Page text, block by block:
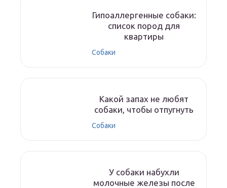
Гипоаллергенные собаки:
список пород для
квартиры
Собаки
Какой запах не любят
собаки, чтобы отпугнуть
Собаки
У собаки набухли
молочные железы после